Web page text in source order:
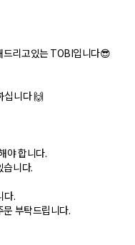
드리고있는 TOBI입니다😎
십니다 🙌
야 합니다.
습니다.
다.
부탁드립니다.